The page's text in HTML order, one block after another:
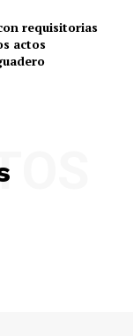
requisitorias
actos